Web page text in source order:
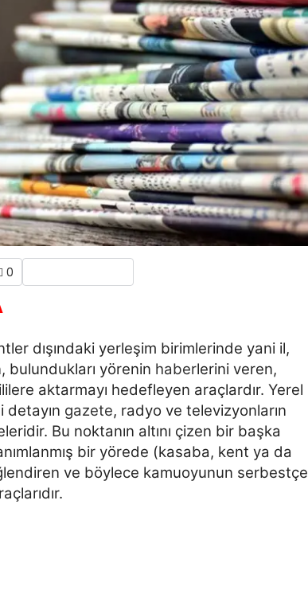
0
dışındaki yerleşim birimlerinde yani il,
bulundukları yörenin haberlerini veren,
aktarmayı hedefleyen araçlardır. Yerel
detayın gazete, radyo ve televizyonların
Bu noktanın altını çizen bir başka
bir yörede (kasaba, kent ya da
ve böylece kamuoyunun serbestçe